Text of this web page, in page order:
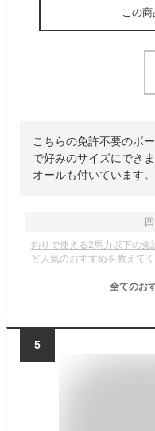
この
こちらの免許不要のボ
で好みのサイズにでき
オールも付いています。
釣りで使える2馬力以下の
ど人気のおすすめを教えてく
全てのお
5